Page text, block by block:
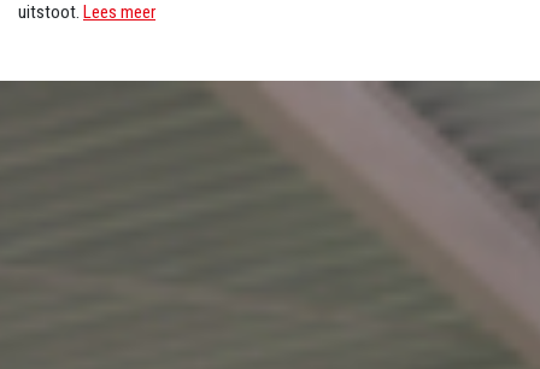
uitstoot. Lees meer